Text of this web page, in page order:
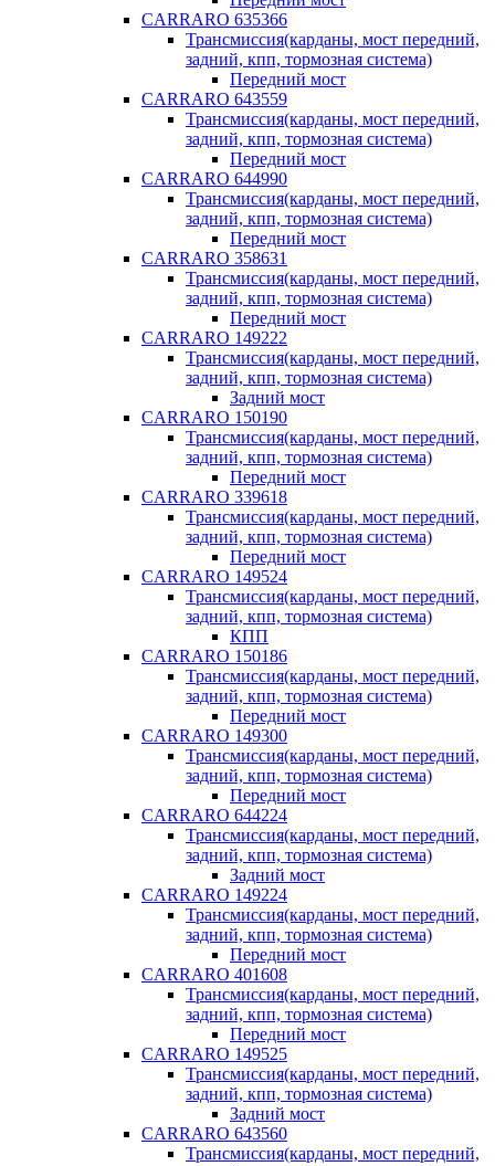
CARRARO 635366
Трансмиссия(карданы, мост передний,
задний, кпп, тормозная система)
Передний мост
CARRARO 643559
Трансмиссия(карданы, мост передний,
задний, кпп, тормозная система)
Передний мост
CARRARO 644990
Трансмиссия(карданы, мост передний,
задний, кпп, тормозная система)
Передний мост
CARRARO 358631
Трансмиссия(карданы, мост передний,
задний, кпп, тормозная система)
Передний мост
CARRARO 149222
Трансмиссия(карданы, мост передний,
задний, кпп, тормозная система)
Задний мост
CARRARO 150190
Трансмиссия(карданы, мост передний,
задний, кпп, тормозная система)
Передний мост
CARRARO 339618
Трансмиссия(карданы, мост передний,
задний, кпп, тормозная система)
Передний мост
CARRARO 149524
Трансмиссия(карданы, мост передний,
задний, кпп, тормозная система)
КПП
CARRARO 150186
Трансмиссия(карданы, мост передний,
задний, кпп, тормозная система)
Передний мост
CARRARO 149300
Трансмиссия(карданы, мост передний,
задний, кпп, тормозная система)
Передний мост
CARRARO 644224
Трансмиссия(карданы, мост передний,
задний, кпп, тормозная система)
Задний мост
CARRARO 149224
Трансмиссия(карданы, мост передний,
задний, кпп, тормозная система)
Передний мост
CARRARO 401608
Трансмиссия(карданы, мост передний,
задний, кпп, тормозная система)
Передний мост
CARRARO 149525
Трансмиссия(карданы, мост передний,
задний, кпп, тормозная система)
Задний мост
CARRARO 643560
Трансмиссия(карданы, мост передний,